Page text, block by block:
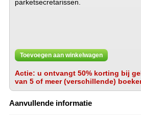
parketsecretarissen.
Toevoegen aan winkelwagen
Actie: u ontvangt 50% korting bij
van 5 of meer (verschillende)
Aanvullende informatie